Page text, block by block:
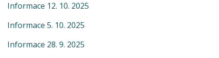
Informace 12. 10. 2025
Informace 5. 10. 2025
Informace 28. 9. 2025